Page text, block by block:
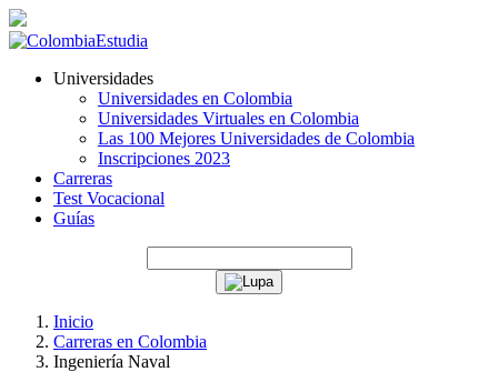
Universidades
Universidades en Colombia
Universidades Virtuales en Colombia
Las 100 Mejores Universidades de Colombia
Inscripciones 2023
Carreras
Test Vocacional
Guías
Inicio
Carreras en Colombia
Ingeniería Naval